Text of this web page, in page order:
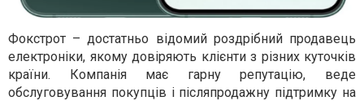
Фокстрот – достатньо відомий роздрібний продавець
електроніки, якому довіряють клієнти з різних куточків
країни. Компанія має гарну репутацію, веде
обслуговування покупців і післяпродажну підтримку на